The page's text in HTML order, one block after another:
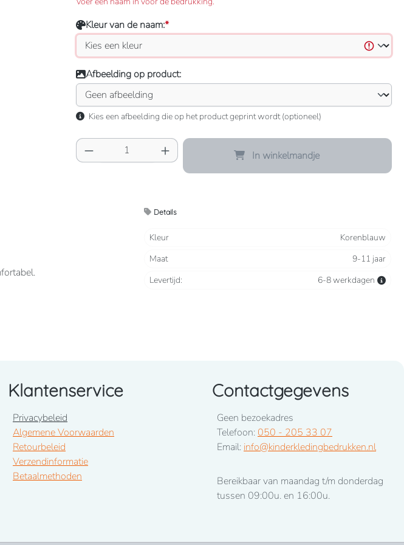
Kleur van de naam:*
Afbeelding op product:
Kies een afbeelding die op het product geprint wordt (optioneel)
Producthoeveelheid: Voer de gewenste
In winkelmandje
Details
Kleur
Korenblauw
Maat
9-11 jaar
Levertijd:
6-8 werkdagen
Klantenservice
Privacybeleid
Algemene Voorwaarden
Retourbeleid
Verzendinformatie
Betaalmethoden
Contactgegevens
Geen bezoekadres
Telefoon: 050 - 205 33 07
Email: info@kinderkledingbedrukken.nl
Bereikbaar van maandag t/m donderdag
tussen 09:00u. en 16:00u.